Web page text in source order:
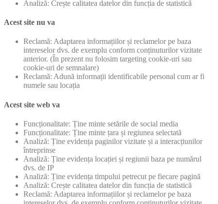
Analiză: Crește calitatea datelor din funcția de statistică
Acest site nu va
Reclamă: Adaptarea informațiilor și reclamelor pe baza
intereselor dvs. de exemplu conform conținuturilor vizitate
anterior. (În prezent nu folosim targeting cookie-uri sau
cookie-uri de semnalare)
Reclamă: Adună informații identificabile personal cum ar fi
numele sau locația
Acest site web va
Funcționalitate: Ține minte setările de social media
Funcționalitate: Ține minte țara și regiunea selectată
Analiză: Ține evidența paginilor vizitate și a interacțiunilor
întreprinse
Analiză: Ține evidența locației și regiunii baza pe numărul
dvs. de IP
Analiză: Ține evidența timpului petrecut pe fiecare pagină
Analiză: Crește calitatea datelor din funcția de statistică
Reclamă: Adaptarea informațiilor și reclamelor pe baza